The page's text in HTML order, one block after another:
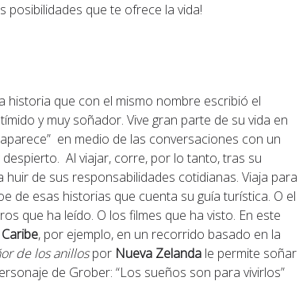
posibilidades que te ofrece la vida!
que con el mismo nombre escribió el
y muy soñador. Vive gran parte de su vida en
en medio de las conversaciones con un
Al viajar, corre, por lo tanto, tras su
de sus responsabilidades cotidianas. Viaja para
de esas historias que cuenta su guía turística. O el
que ha leído. O los filmes que ha visto. En este
Caribe, por ejemplo, en un recorrido basado en la
de los anillospor Nueva Zelanda le permite soñar
de Grober: “Los sueños son para vivirlos”